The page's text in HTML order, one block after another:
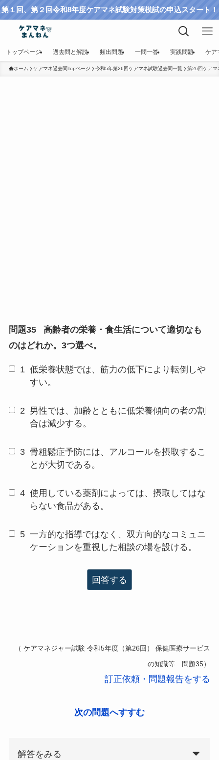
第１回、第２回令和8年度ケアマネ試験対策模試の申込スタート！
トップページ 過去問と解説 頻出問題 一問一答 実践問題 ケア
ホーム ケアマネ過去問Topページ 令和5年第26回ケアマネ試験過去問一覧 第26回ケア
問題35
高齢者の栄養・食生活について適切なも
のはどれか。3つ選べ。
1 低栄養状態では、筋力の低下により転倒しや
すい。
2 男性では、加齢とともに低栄養傾向の者の割
合は減少する。
3 骨粗鬆症予防には、アルコールを摂取するこ
とが大切である。
4 使用している薬剤によっては、摂取してはな
らない食品がある。
5 一方的な指導ではなく、双方向的なコミュニ
ケーションを重視した相談の場を設ける。
回答する
（ ケアマネジャー試験 令和5年度（第26回） 保健医療サービス
の知識等 問題35）
訂正依頼・問題報告をする
次の問題へすすむ
解答をみる